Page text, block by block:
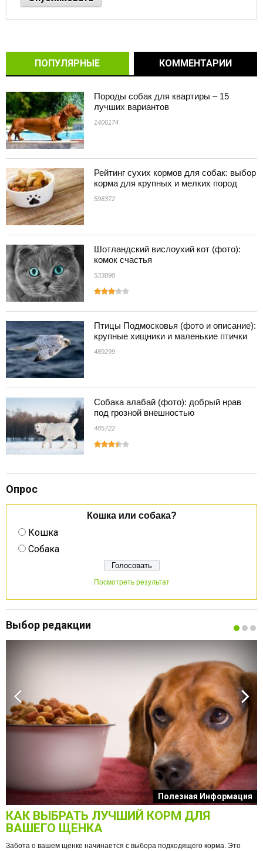
ПОПУЛЯРНЫЕ КОММЕНТАРИИ
Породы собак для квартиры – 15
лучших вариантов
1406174
Рейтинг сухих кормов для собак: выбор
корма для крупных и мелких пород
598372
Шотландский вислоухий кот (фото):
комок счастья
533898
Птицы Подмосковья (фото и описание):
крупные хищники и маленькие птички
489299
Собака алабай (фото): добрый нрав
под грозной внешностью
485722
Опрос
Кошка или собака?
Кошка
Собака
Посмотреть результат
Выбор редакции
Полезная Информация
КАК ВЫБРАТЬ ЛУЧШИЙ КОРМ ДЛЯ
ВАШЕГО ЩЕНКА
Забота о вашем щенке начинается с выбора подходящего корма. Это